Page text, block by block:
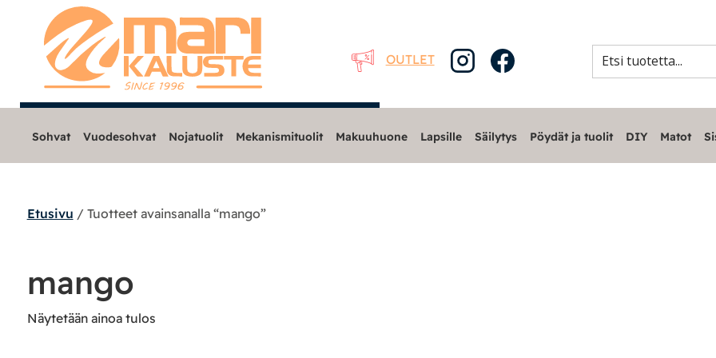
OUTLET
Sohvat
Mekanismituolit
Sohvat Vuodesohvat Nojatuolit Mekanismituolit Makuuhuone Lapsille Säilytys Pöydät ja tuolit DIY Matot
Etusivu / Tuotteet avainsanalla “mango”
mango
Näytetään ainoa tulos